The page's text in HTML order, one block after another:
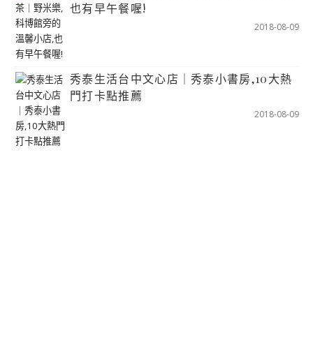
也有早午餐喔!
2018-08-09
秀泰生活台中文心店｜秀泰小書房,10大熱
門打卡點推薦
2018-08-09